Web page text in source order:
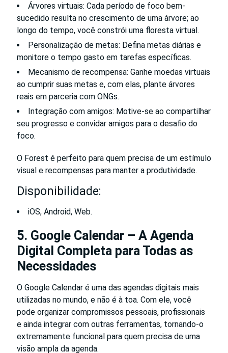
Árvores virtuais: Cada período de foco bem-
sucedido resulta no crescimento de uma árvore; ao
longo do tempo, você constrói uma floresta virtual.
Personalização de metas: Defina metas diárias e
monitore o tempo gasto em tarefas específicas.
Mecanismo de recompensa: Ganhe moedas virtuais
ao cumprir suas metas e, com elas, plante árvores
reais em parceria com ONGs.
Integração com amigos: Motive-se ao compartilhar
seu progresso e convidar amigos para o desafio do
foco.
O Forest é perfeito para quem precisa de um estímulo
visual e recompensas para manter a produtividade.
Disponibilidade:
iOS, Android, Web.
5. Google Calendar – A Agenda
Digital Completa para Todas as
Necessidades
O Google Calendar é uma das agendas digitais mais
utilizadas no mundo, e não é à toa. Com ele, você
pode organizar compromissos pessoais, profissionais
e ainda integrar com outras ferramentas, tornando-o
extremamente funcional para quem precisa de uma
visão ampla da agenda.